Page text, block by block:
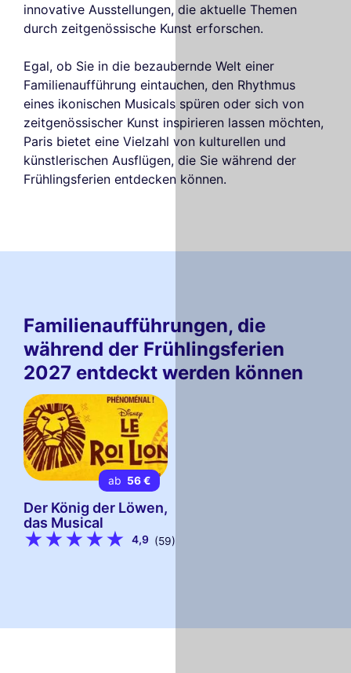
innovative Ausstellungen, die aktuelle Themen
durch zeitgenössische Kunst erforschen.
Egal, ob Sie in die bezaubernde Welt einer
Familienaufführung eintauchen, den Rhythmus
eines ikonischen Musicals spüren oder sich von
zeitgenössischer Kunst inspirieren lassen möchten,
Paris bietet eine Vielzahl von kulturellen und
künstlerischen Ausflügen, die Sie während der
Frühlingsferien entdecken können.
Familienaufführungen, die
während der Frühlingsferien
2027 entdeckt werden können
ab 56 €
Der König der Löwen,
das Musical
4,9 (59)